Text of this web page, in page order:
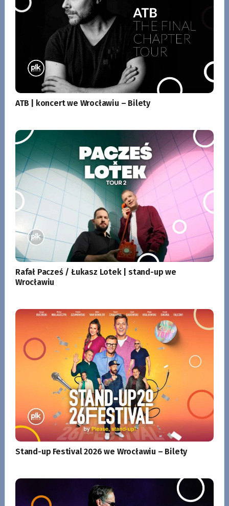
ATB | koncert we Wrocławiu – Bilety
Rafał Pacześ / Łukasz Lotek | stand-up we
Wrocławiu
Stand-up Festival 2026 we Wrocławiu – Bilety